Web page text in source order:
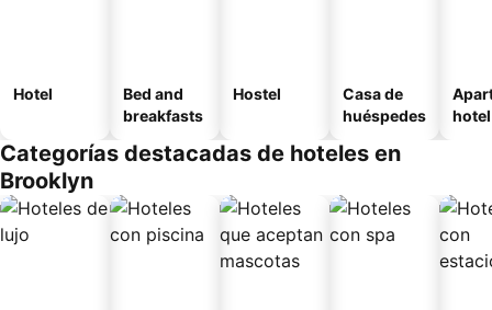
Hotel
Bed and
breakfasts
Hostel
Casa de
huéspedes
hotel
Categorías destacadas de hoteles en
Brooklyn